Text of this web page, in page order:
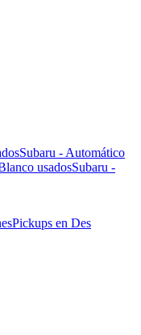
Subaru - Automático
usadosSubaru -
Pickups en Des